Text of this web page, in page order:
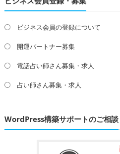
ビジネス会員の登録について
開運パートナー募集
電話占い師さん募集・求人
占い師さん募集・求人
WordPress構築サポートのご相談